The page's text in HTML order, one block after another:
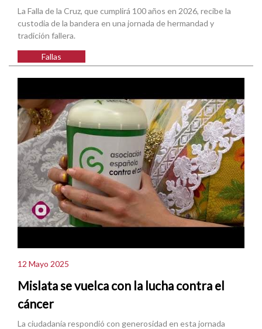
La Falla de la Cruz, que cumplirá 100 años en 2026, recibe la
custodia de la bandera en una jornada de hermandad y
tradición fallera.
Fallas
12 Mayo 2025
Mislata se vuelca con la lucha contra el
cáncer
La ciudadanía respondió con generosidad en esta jornada